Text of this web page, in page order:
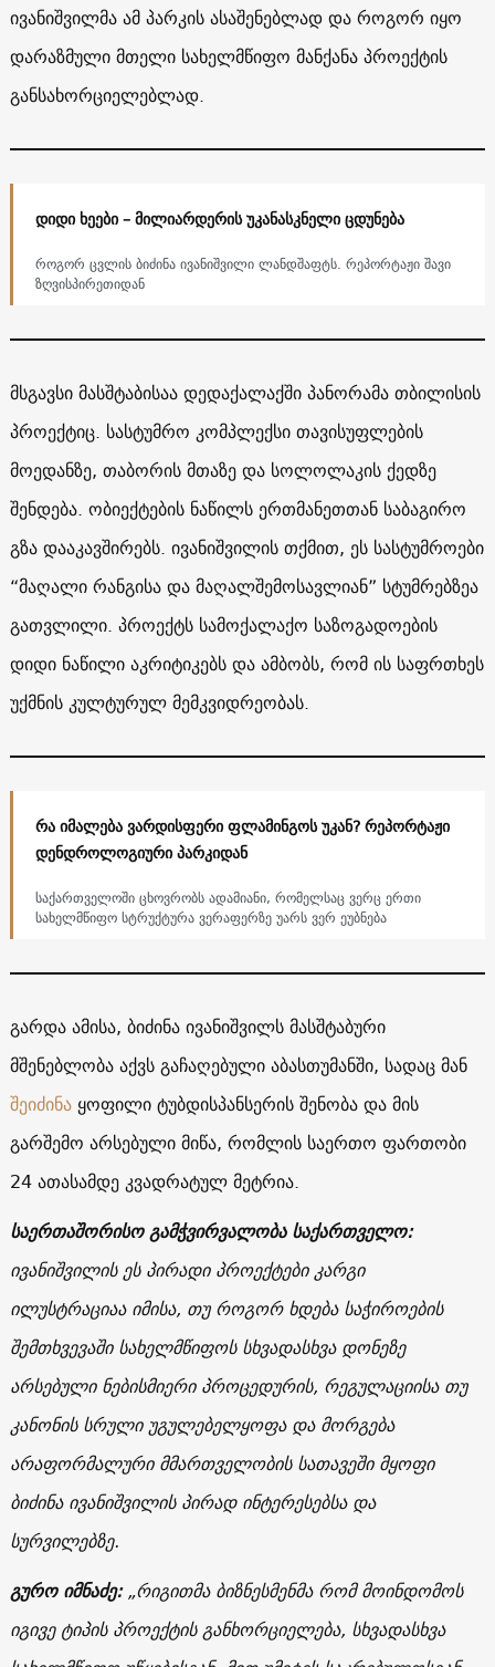
ივანიშვილმა ამ პარკის ასაშენებლად და როგორ იყო
დარაზმული მთელი სახელმწიფო მანქანა პროექტის
განსახორციელებლად.
დიდი ხეები – მილიარდერის უკანასკნელი ცდუნება
როგორ ცვლის ბიძინა ივანიშვილი ლანდშაფტს. რეპორტაჟი შავი
ზღვისპირეთიდან
მსგავსი მასშტაბისაა დედაქალაქში პანორამა თბილისის
პროექტიც. სასტუმრო კომპლექსი თავისუფლების
მოედანზე, თაბორის მთაზე და სოლოლაკის ქედზე
შენდება. ობიექტების ნაწილს ერთმანეთთან საბაგირო
გზა დააკავშირებს. ივანიშვილის თქმით, ეს სასტუმროები
“მაღალი რანგისა და მაღალშემოსავლიან” სტუმრებზეა
გათვლილი. პროექტს სამოქალაქო საზოგადოების
დიდი ნაწილი აკრიტიკებს და ამბობს, რომ ის საფრთხეს
უქმნის კულტურულ მემკვიდრეობას.
რა იმალება ვარდისფერი ფლამინგოს უკან? რეპორტაჟი
დენდროლოგიური პარკიდან
საქართველოში ცხოვრობს ადამიანი, რომელსაც ვერც ერთი
სახელმწიფო სტრუქტურა ვერაფერზე უარს ვერ ეუბნება
გარდა ამისა, ბიძინა ივანიშვილს მასშტაბური
მშენებლობა აქვს გაჩაღებული აბასთუმანში, სადაც მან
შეიძინაყოფილი ტუბდისპანსერის შენობა და მის
გარშემო არსებული მიწა, რომლის საერთო ფართობი
24 ათასამდე კვადრატულ მეტრია.
საერთაშორისო გამჭვირვალობა საქართველო:
ივანიშვილის ეს პირადი პროექტები კარგი
ილუსტრაციაა იმისა, თუ როგორ ხდება საჭიროების
შემთხვევაში სახელმწიფოს სხვადასხვა დონეზე
არსებული ნებისმიერი პროცედურის, რეგულაციისა თუ
კანონის სრული უგულებელყოფა და მორგება
არაფორმალური მმართველობის სათავეში მყოფი
ბიძინა ივანიშვილის პირად ინტერესებსა და
სურვილებზე.
გურო იმნაძე:„რიგითმა ბიზნესმენმა რომ მოინდომოს
იგივე ტიპის პროექტის განხორციელება, სხვადასხვა